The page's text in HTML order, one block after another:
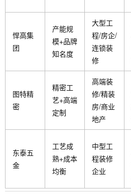
悍高集
团
产能规
模+品牌
知名度
大型工
程/房企/
连锁装
修
图特精
密
精密工
艺+高端
定制
高端装
修/精装
房/商业
地产
东泰五
金
工艺成
熟+成本
均衡
中型工
程装修
企业